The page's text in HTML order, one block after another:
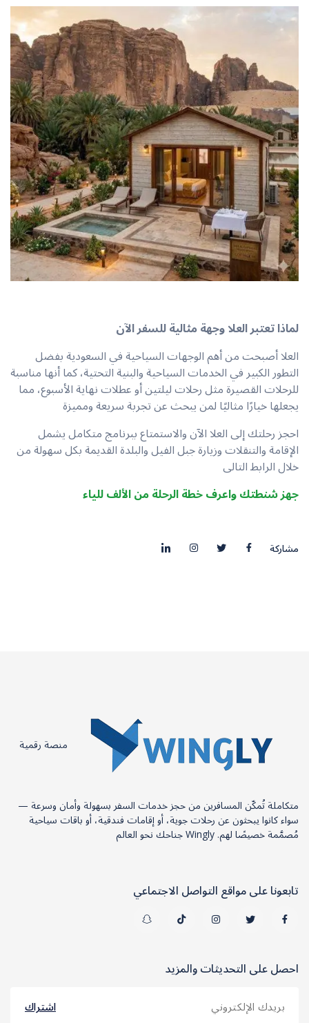
لماذا تعتبر العلا وجهة مثالية للسفر الآن
العلا أصبحت من أهم الوجهات السياحية في السعودية بفضل
التطور الكبير في الخدمات السياحية والبنية التحتية، كما أنها مناسبة
للرحلات القصيرة مثل رحلات ليلتين أو عطلات نهاية الأسبوع، مما
يجعلها خيارًا مثاليًا لمن يبحث عن تجربة سريعة ومميزة
احجز رحلتك إلى العلا الآن والاستمتاع ببرنامج متكامل يشمل
الإقامة والتنقلات وزيارة جبل الفيل والبلدة القديمة بكل سهولة من
خلال الرابط التالى
جهز شنطتك واعرف خطة الرحلة من الألف للياء
مشاركة
منصة رقمية
متكاملة تُمكّن المسافرين من حجز خدمات السفر بسهولة وأمان وسرعة —
سواء كانوا يبحثون عن رحلات جوية، أو إقامات فندقية، أو باقات سياحية
مُصمَّمة خصيصًا لهم. Wingly جناحك نحو العالم
تابعونا على مواقع التواصل الاجتماعي
احصل على التحديثات والمزيد
اشتراك